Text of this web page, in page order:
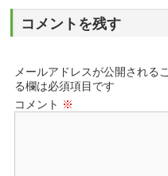
コメントを残す
メールアドレスが公開される
る欄は必須項目です
コメント ※